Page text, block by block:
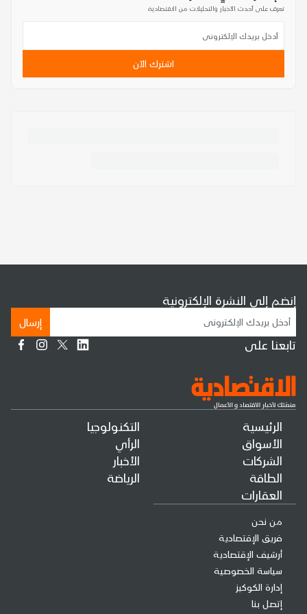
تعرف على أحدث الأخبار والتحليلات من الاقتصادية
اشترك الآن
الرئيسية
الأسواق
الشركات
الطاقة
العقارات
التكنولوجيا
الرأي
الأخبار
الرياضة
من نحن
فريق الإقتصادية
أرشيف الإقتصادية
سياسة الخصوصية
إدارة الكوكيز
إتصل بنا
إنضم إلى النشرة الإلكترونية
إرسال
تابعنا على